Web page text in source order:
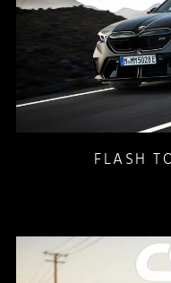
FLASH